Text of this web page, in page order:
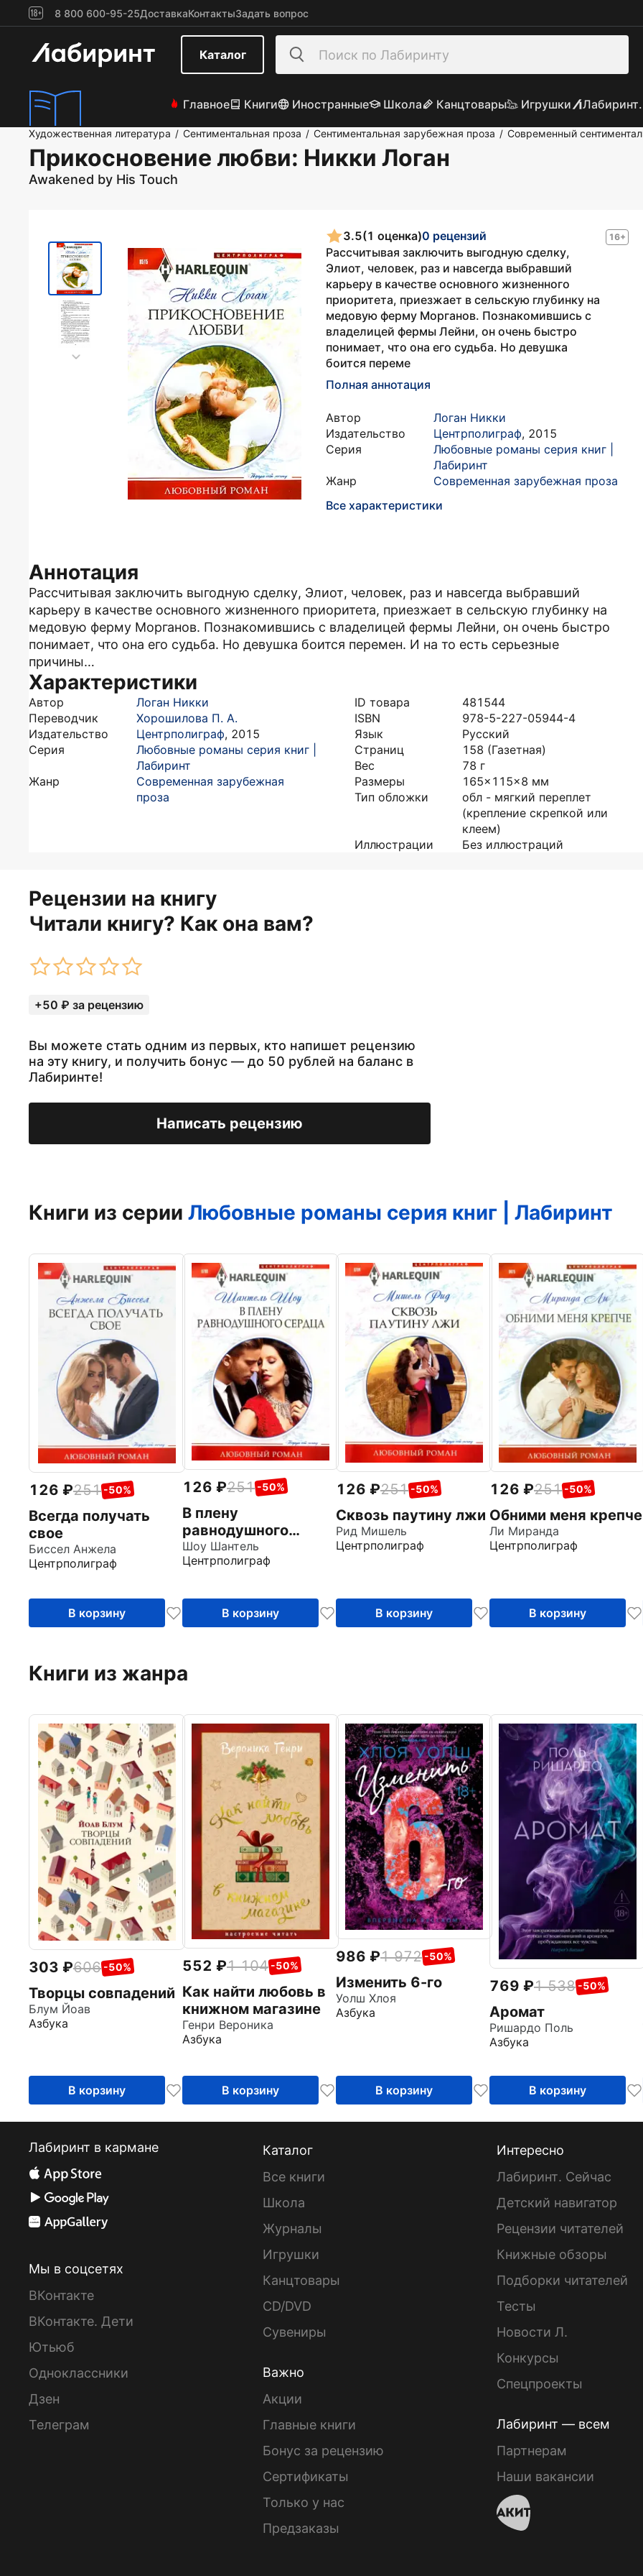
8 800 600-95-25ДоставкаКонтактыЗадать вопрос
Каталог
Главное Книги Иностранные Школа Канцтовары Игрушки
Художественная литература / Сентиментальная проза / Сентиментальная зарубежная проза / Современный
Прикосновение любви: Никки Логан
Awakened by His Touch
16+
3.5(1 оценка)0 рецензий
Рассчитывая заключить выгодную сделку,
Элиот, человек, раз и навсегда выбравший
карьеру в качестве основного жизненного
приоритета, приезжает в сельскую глубинку на
медовую ферму Морганов. Познакомившись с
владелицей фермы Лейни, он очень быстро
понимает, что она его судьба. Но девушка
боится переме
Полная аннотация
Автор
Логан Никки
Издательство
Центрполиграф, 2015
Серия
Любовные романы серия книг |
Лабиринт
Жанр
Современная зарубежная проза
Все характеристики
Аннотация
Рассчитывая заключить выгодную сделку, Элиот, человек, раз и навсегда выбравший
карьеру в качестве основного жизненного приоритета, приезжает в сельскую глубинку на
медовую ферму Морганов. Познакомившись с владелицей фермы Лейни, он очень быстро
понимает, что она его судьба. Но девушка боится перемен. И на то есть серьезные
причины…
Характеристики
Автор
Логан Никки
Переводчик
Хорошилова П. А.
Издательство
Центрполиграф, 2015
Серия
Любовные романы серия книг |
Лабиринт
Жанр
Современная зарубежная
проза
ID товара
481544
ISBN
978-5-227-05944-4
Язык
Русский
Страниц
158 (Газетная)
Вес
78 г
Размеры
165x115x8 мм
Тип обложки
обл - мягкий переплет
(крепление скрепкой или
клеем)
Иллюстрации
Без иллюстраций
Рецензии на книгу
Читали книгу? Как она вам?
+50 ₽ за рецензию
Вы можете стать одним из первых, кто напишет рецензию
на эту книгу, и получить бонус — до 50 рублей на баланс в
Лабиринте!
Написать рецензию
Книги из серии Любовные романы серия книг | Лабиринт
126 251 -50%
Всегда получать
свое
Биссел Анжела
Центрполиграф
В корзину
126 251 -50%
В плену
равнодушного
сердца
Шоу Шантель
Центрполиграф
В корзину
126 251 -50%
Сквозь паутину лжи
Рид Мишель
Центрполиграф
В корзину
126 251 -50%
Обними меня крепче
Ли Миранда
Центрполиграф
В корзину
Книги из жанра
303 606 -50%
Творцы совпадений
Блум Йоав
Азбука
В корзину
552 1 104 -50%
Как найти любовь в
книжном магазине
Генри Вероника
Азбука
В корзину
986 1 972 -50%
Изменить 6-го
Уолш Хлоя
Азбука
В корзину
769 1 538 -50%
Аромат
Ришардо Поль
Азбука
В корзину
Лабиринт в кармане
Мы в соцсетях
ВКонтакте
ВКонтакте. Дети
Ютьюб
Одноклассники
Дзен
Телеграм
Каталог
Все книги
Школа
Журналы
Игрушки
Канцтовары
CD/DVD
Сувениры
Важно
Акции
Главные книги
Бонус за рецензию
Сертификаты
Только у нас
Предзаказы
Интересно
Лабиринт. Сейчас
Детский навигатор
Рецензии читателей
Книжные обзоры
Подборки читателей
Тесты
Новости Л.
Конкурсы
Спецпроекты
Лабиринт — всем
Партнерам
Наши вакансии